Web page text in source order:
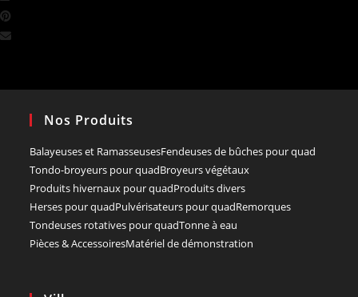
Nos Produits
Balayeuses et RamasseusesFendeuses de bûches pour quad
Tondo-broyeurs pour quadBroyeurs végétaux
Produits hivernaux pour quadProduits divers
Herses pour quadPulvérisateurs pour quadRemorques
Tondeuses rotatives pour quadTonne à eau
Pièces & AccessoiresMatériel de démonstration